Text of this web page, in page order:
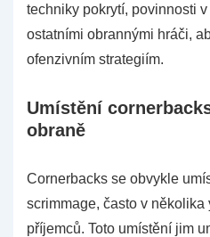
techniky pokrytí, povinnosti
ostatními obrannými hráči,
ofenzivním strategiím.
Umístění
obraně
Cornerbacks se obvykle
scrimmage, často v
příjemců. Toto umístění jim